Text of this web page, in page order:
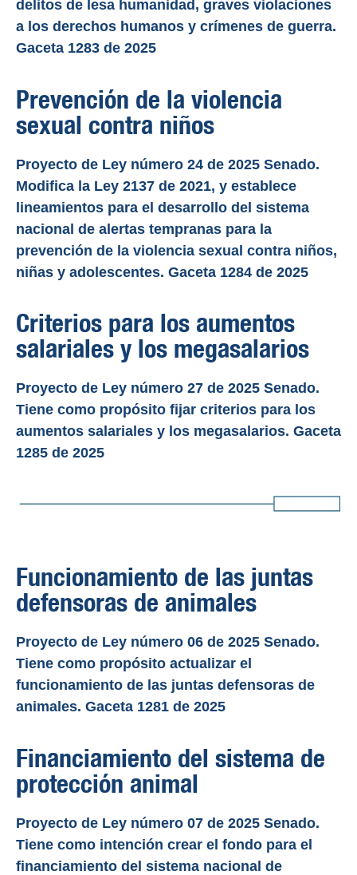
delitos de lesa humanidad, graves violaciones
a los derechos humanos y crímenes de guerra.
Gaceta 1283 de 2025
Prevención de la violencia
sexual contra niños
Proyecto de Ley número 24 de 2025 Senado.
Modifica la Ley 2137 de 2021, y establece
lineamientos para el desarrollo del sistema
nacional de alertas tempranas para la
prevención de la violencia sexual contra niños,
niñas y adolescentes. Gaceta 1284 de 2025
Criterios para los aumentos
salariales y los megasalarios
Proyecto de Ley número 27 de 2025 Senado.
Tiene como propósito fijar criterios para los
aumentos salariales y los megasalarios. Gaceta
1285 de 2025
Funcionamiento de las juntas
defensoras de animales
Proyecto de Ley número 06 de 2025 Senado.
Tiene como propósito actualizar el
funcionamiento de las juntas defensoras de
animales. Gaceta 1281 de 2025
Financiamiento del sistema de
protección animal
Proyecto de Ley número 07 de 2025 Senado.
Tiene como intención crear el fondo para el
financiamiento del sistema nacional de